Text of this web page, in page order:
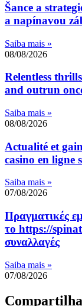
Šance a
a napínavou
Saiba mais »
08/08/2026
Relentless
and outrun
Saiba mais »
08/08/2026
Actualité et
casino en ligne
Saiba mais »
07/08/2026
Πραγματικές
το https://
συναλλαγές
Saiba mais »
07/08/2026